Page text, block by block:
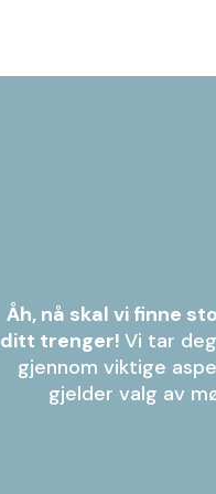
Åh, nå skal vi finne
ditt trenger! Vi tar
gjennom viktige
gjelder valg av